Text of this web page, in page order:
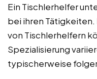
Ein Tischlerhelfer
bei ihren
von Tischlerhelfern
Spezialisierung
typischerweise